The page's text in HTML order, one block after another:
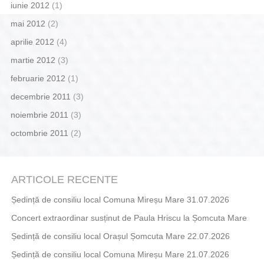
iunie 2012 (1)
mai 2012 (2)
aprilie 2012 (4)
martie 2012 (3)
februarie 2012 (1)
decembrie 2011 (3)
noiembrie 2011 (3)
octombrie 2011 (2)
ARTICOLE RECENTE
Ședință de consiliu local Comuna Mireșu Mare 31.07.2026
Concert extraordinar susținut de Paula Hriscu la Șomcuta Mare
Ședință de consiliu local Orașul Șomcuta Mare 22.07.2026
Ședință de consiliu local Comuna Mireșu Mare 21.07.2026